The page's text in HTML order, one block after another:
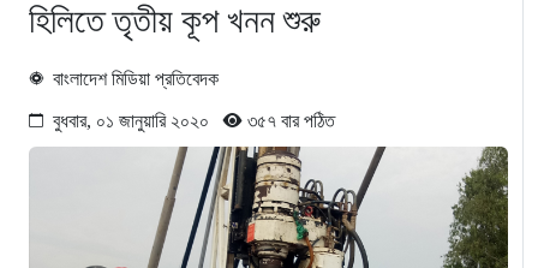
হিলিতে তৃতীয় কূপ খনন শুরু
বাংলাদেশ মিডিয়া প্রতিবেদক
বুধবার, ০১ জানুয়ারি ২০২০ ৩৫৭ বার পঠিত